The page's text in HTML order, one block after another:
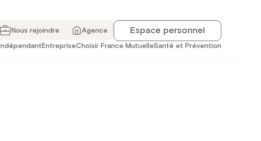
Nous rejoindre Agence Espace personnel
Indépendant EntrepriseChoisir France MutuelleSanté et Prévention